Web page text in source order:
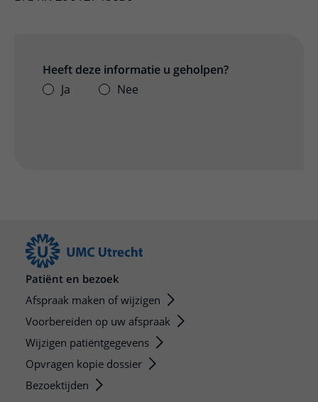
Heeft deze informatie u geholpen?
Ja
Nee
Patiënt en bezoek
Afspraak maken of wijzigen
Voorbereiden op uw afspraak
Wijzigen patiëntgegevens
Opvragen kopie dossier
Bezoektijden